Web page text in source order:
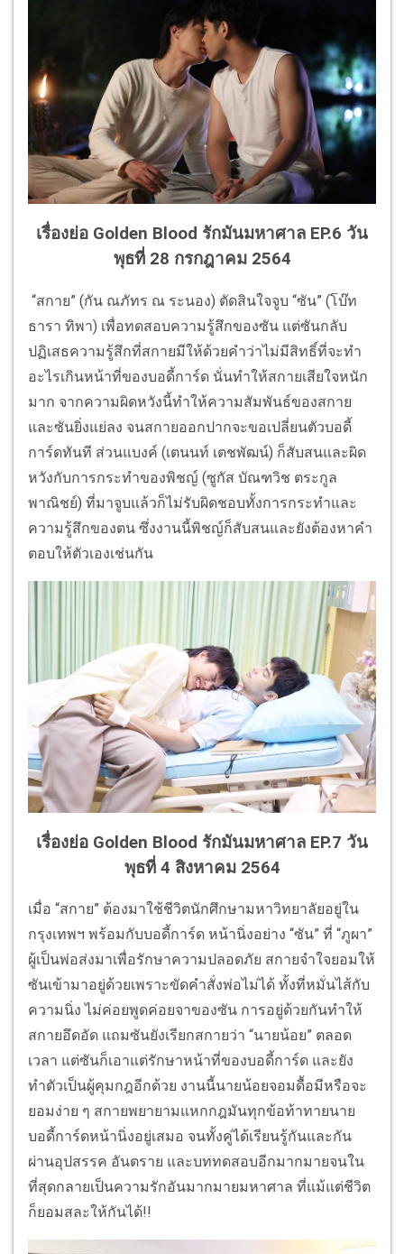
เรื่องย่อ Golden Blood รักมันมหาศาล EP.6 วัน
พุธที่ 28 กรกฎาคม 2564
“สกาย” (กัน ณภัทร ณ ระนอง) ตัดสินใจจูบ “ซัน” (โบ๊ท
ธารา ทิพา) เพื่อทดสอบความรู้สึกของซัน แต่ซันกลับ
ปฏิเสธความรู้สึกที่สกายมีให้ด้วยคำว่าไม่มีสิทธิ์ที่จะทำ
อะไรเกินหน้าที่ของบอดี้การ์ด นั่นทำให้สกายเสียใจหนัก
มาก จากความผิดหวังนี้ทำให้ความสัมพันธ์ของสกาย
และซันยิ่งแย่ลง จนสกายออกปากจะขอเปลี่ยนตัวบอดี้
การ์ดทันที ส่วนแบงค์ (เตนนท์ เตชพัฒน์) ก็สับสนและผิด
หวังกับการกระทำของพิชญ์ (ซูกัส บัณฑวิช ตระกูล
พาณิชย์) ที่มาจูบแล้วก็ไม่รับผิดชอบทั้งการกระทำและ
ความรู้สึกของตน ซึ่งงานนี้พิชญ์ก็สับสนและยังต้องหาคำ
ตอบให้ตัวเองเช่นกัน
เรื่องย่อ Golden Blood รักมันมหาศาล EP.7 วัน
พุธที่ 4 สิงหาคม 2564
เมื่อ “สกาย” ต้องมาใช้ชีวิตนักศึกษามหาวิทยาลัยอยู่ใน
กรุงเทพฯ พร้อมกับบอดี้การ์ด หน้านิ่งอย่าง “ซัน” ที่ “ภูผา”
ผู้เป็นพ่อส่งมาเพื่อรักษาความปลอดภัย สกายจำใจยอมให้
ซันเข้ามาอยู่ด้วยเพราะขัดคำสั่งพ่อไม่ได้ ทั้งที่หมั่นไส้กับ
ความนิ่ง ไม่ค่อยพูดค่อยจาของซัน การอยู่ด้วยกันทำให้
สกายอึดอัด แถมซันยังเรียกสกายว่า “นายน้อย” ตลอด
เวลา แต่ซันก็เอาแต่รักษาหน้าที่ของบอดี้การ์ด และยัง
ทำตัวเป็นผู้คุมกฎอีกด้วย งานนี้นายน้อยจอมดื้อมีหรือจะ
ยอมง่าย ๆ สกายพยายามแหกกฎมันทุกข้อท้าทายนาย
บอดี้การ์ดหน้านิ่งอยู่เสมอ จนทั้งคู่ได้เรียนรู้กันและกัน
ผ่านอุปสรรค อันตราย และบททดสอบอีกมากมายจนใน
ที่สุดกลายเป็นความรักอันมากมายมหาศาล ที่แม้แต่ชีวิต
ก็ยอมสละให้กันได้!!